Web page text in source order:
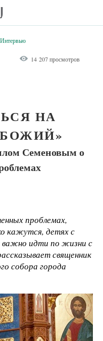
Интервью
14 207 просмотров
НА
Семеновым о
проблемах,
кажутся, детях с
важно идти по жизни с
священник
собора города